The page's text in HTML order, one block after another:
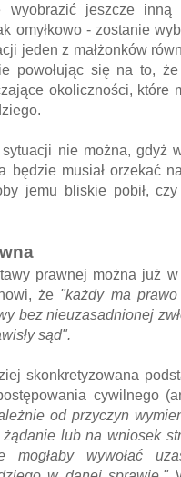
wyobrazić jeszcze inną
omyłkowo - zostanie
jeden z małżonków
powołując się na to,
okoliczności, które
nie można, gdyż
będzie musiał orzekać
jemu bliskie pobił, czy
prawnej można już
że "każdy ma
bez nieuzasadnionej
sąd".
skonkretyzowana
cywilnego
od przyczyn
lub na wniosek
mogłaby wywołać